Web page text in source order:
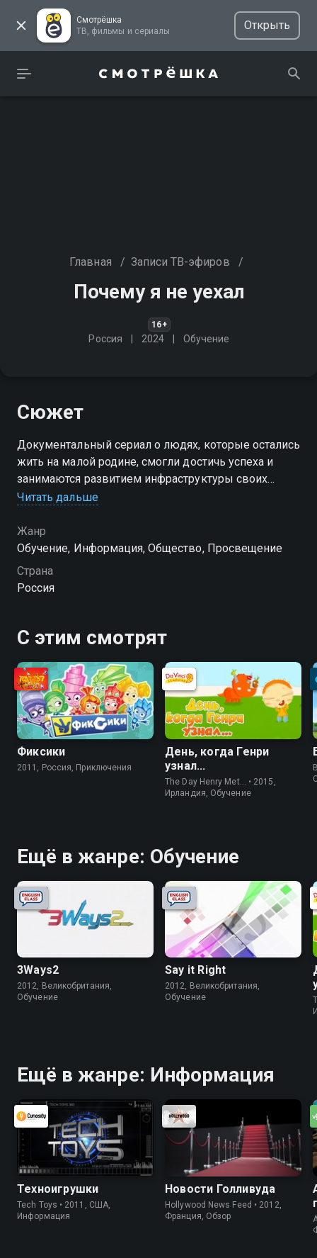
Смотрёшка
ТВ, фильмы и сериалы
Открыть
Главная / Записи ТВ-эфиров /
Почему я не уехал
16+
Россия 2024 Обучение
Сюжет
Документальный сериал о людях, которые остались
жить на малой родине, смогли достичь успеха и
занимаются развитием инфраструктуры своих
родных городов
Читать дальше
Жанр
Обучение, Информация, Общество, Просвещение
Страна
Россия
С этим смотрят
Фиксики
2011, Россия, Приключения
День, когда Генри
узнал...
The Day Henry Met… • 2015,
Ирландия, Обучение
Ещё в жанре: Обучение
3Ways2
2012, Великобритания,
Обучение
Say it Right
2012, Великобритания,
Обучение
Ещё в жанре: Информация
Техноигрушки
Tech Toys • 2011, США,
Информация
Новости Голливуда
Hollywood News Feed • 2012,
Франция, Обзор